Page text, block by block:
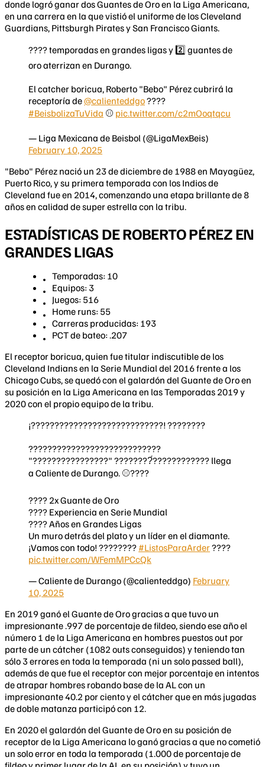
donde logró ganar dos Guantes de Oro en la Liga Americana,
en una carrera en la que vistió el uniforme de los Cleveland
Guardians, Pittsburgh Pirates y San Francisco Giants.
???? temporadas en grandes ligas y 2️⃣ guantes de
oro aterrizan en Durango.
El catcher boricua, Roberto "Bebo" Pérez cubrirá la
receptoría de@calienteddgo????
#BeisbolizaTuVida ⚾ pic.twitter.com/c2mOoqtqcu
— Liga Mexicana de Beisbol (@LigaMexBeis)
February 10, 2025
"Bebo" Pérez nació un 23 de diciembre de 1988 en Mayagüez,
Puerto Rico, y su primera temporada con los Indios de
Cleveland fue en 2014, comenzando una etapa brillante de 8
años en calidad de super estrella con la tribu.
ESTADÍSTICAS DE ROBERTO PÉREZ EN
GRANDES LIGAS
Temporadas: 10
Equipos: 3
Juegos: 516
Home runs: 55
Carreras producidas: 193
PCT de bateo: .207
El receptor boricua, quien fue titular indiscutible de los
Cleveland Indians en la Serie Mundial del 2016 frente a los
Chicago Cubs, se quedó con el galardón del Guante de Oro en
su posición en la Liga Americana en las Temporadas 2019 y
2020 con el propio equipo de la tribu.
¡????????????????????????????! ????????
????????????????????????????
"????????????????" ????????́???????????? llega
a Caliente de Durango. ⚾????
???? 2x Guante de Oro
???? Experiencia en Serie Mundial
???? Años en Grandes Ligas
Un muro detrás del plato y un líder en el diamante.
¡Vamos con todo! ???????? #ListosParaArder????
pic.twitter.com/WFemMPCcQk
— Caliente de Durango (@calienteddgo) February
10, 2025
En 2019 ganó el Guante de Oro gracias a que tuvo un
impresionante .997 de porcentaje de fildeo, siendo ese año el
número 1 de la Liga Americana en hombres puestos out por
parte de un cátcher (1082 outs conseguidos) y teniendo tan
sólo 3 errores en toda la temporada (ni un solo passed ball),
además de que fue el receptor con mejor porcentaje en intentos
de atrapar hombres robando base de la AL con un
impresionante 40.2 por ciento y el cátcher que en más jugadas
de doble matanza participó con 12.
En 2020 el galardón del Guante de Oro en su posición de
receptor de la Liga Americana lo ganó gracias a que no cometió
un solo error en toda la temporada (1.000 de porcentaje de